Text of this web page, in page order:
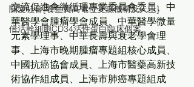
關愛社會[養生寶高電位受惠機構及人士]
倍活幹細胞CD34活性蛋白臨床個案
交流促進會微循環專業委員會委員、中
華醫學會腫瘤學會成員、中華醫學微量
元素學理事、中華長壽與衰老學會理
事、上海市晚期腫瘤專題組核心成員、
中國抗癌協會成員、上海市醫藥高新技
術協作組成員、上海市肺癌專題組成